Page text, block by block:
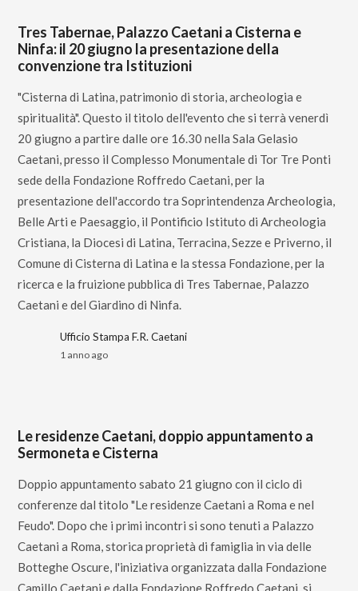
Tres Tabernae, Palazzo Caetani a Cisterna e
Ninfa: il 20 giugno la presentazione della
convenzione tra Istituzioni
"Cisterna di Latina, patrimonio di storia, archeologia e
spiritualità". Questo il titolo dell'evento che si terrà venerdì
20 giugno a partire dalle ore 16.30 nella Sala Gelasio
Caetani, presso il Complesso Monumentale di Tor Tre Ponti
sede della Fondazione Roffredo Caetani, per la
presentazione dell'accordo tra Soprintendenza Archeologia,
Belle Arti e Paesaggio, il Pontificio Istituto di Archeologia
Cristiana, la Diocesi di Latina, Terracina, Sezze e Priverno, il
Comune di Cisterna di Latina e la stessa Fondazione, per la
ricerca e la fruizione pubblica di Tres Tabernae, Palazzo
Caetani e del Giardino di Ninfa.
Ufficio Stampa F.R. Caetani
1 anno ago
Le residenze Caetani, doppio appuntamento a
Sermoneta e Cisterna
Doppio appuntamento sabato 21 giugno con il ciclo di
conferenze dal titolo "Le residenze Caetani a Roma e nel
Feudo". Dopo che i primi incontri si sono tenuti a Palazzo
Caetani a Roma, storica proprietà di famiglia in via delle
Botteghe Oscure, l'iniziativa organizzata dalla Fondazione
Camillo Caetani e dalla Fondazione Roffredo Caetani, si